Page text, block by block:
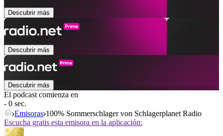
Descubrir más
Descubrir más
Descubrir más
El podcast comienza en
- 0 sec.
Emisoras 100% Sommerschlager von Schlagerplanet Radio
Escucha gratis esta emisora en la aplicación: